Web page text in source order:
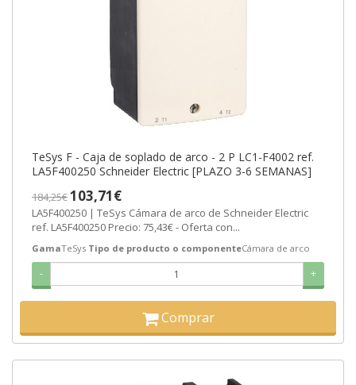
TeSys F - Caja de soplado de arco - 2 P LC1-F4002 ref.
LA5F400250 Schneider Electric [PLAZO 3-6 SEMANAS]
184,25€103,71€
LA5F400250 | TeSys Cámara de arco de Schneider Electric
ref. LA5F400250 Precio: 75,43€ - Oferta con...
GamaTeSys Tipo de producto o componenteCámara de arco
- +
Comprar